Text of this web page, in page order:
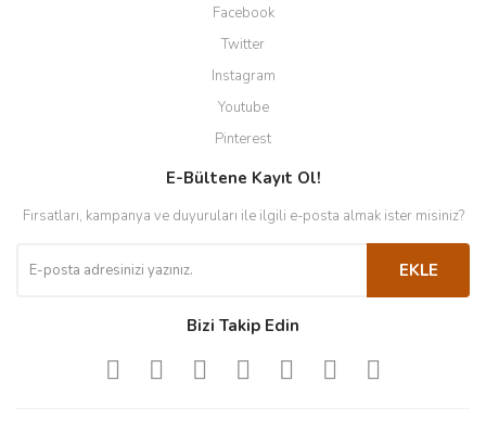
Facebook
Twitter
Instagram
Youtube
Pinterest
E-Bültene Kayıt Ol!
Fırsatları, kampanya ve duyuruları ile ilgili e-posta almak ister misiniz?
EKLE
Bizi Takip Edin